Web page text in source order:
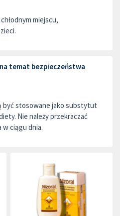
miejscu,
temat bezpieczeństwa
być stosowane jako substytut
Nie należy przekraczać
w ciągu dnia.